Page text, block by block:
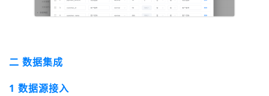
二 数据集成
1 数据源接入